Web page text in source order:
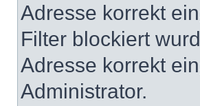
Adresse korrekt
Filter blockiert
Adresse korrekt
Administrator.